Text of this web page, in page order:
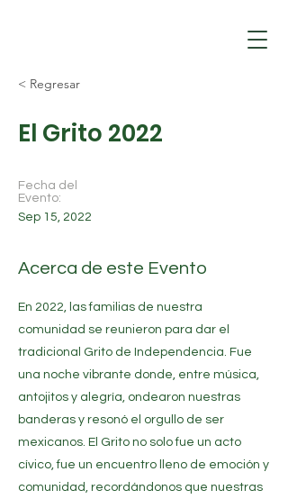
< Regresar
El Grito 2022
Fecha del
Evento:
Sep 15, 2022
Acerca de este Evento
En 2022, las familias de nuestra
comunidad se reunieron para dar el
tradicional Grito de Independencia. Fue
una noche vibrante donde, entre música,
antojitos y alegría, ondearon nuestras
banderas y resonó el orgullo de ser
mexicanos. El Grito no solo fue un acto
cívico, fue un encuentro lleno de emoción y
comunidad, recordándonos que nuestras